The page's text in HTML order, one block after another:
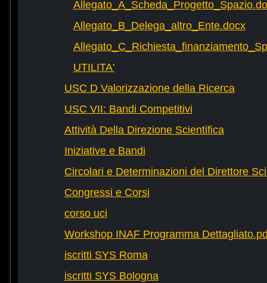
Allegato_B_Delega_altro_Ente.docx
UTILITA'
USC D Valorizzazione della Ricerca
USC VII: Bandi Competitivi
Attività Della Direzione Scientifica
Iniziative e Bandi
Circolari e Determinazioni del Direttore
Congressi e Corsi
corso uci
Workshop INAF Programma
iscritti SYS Roma
iscritti SYS Bologna